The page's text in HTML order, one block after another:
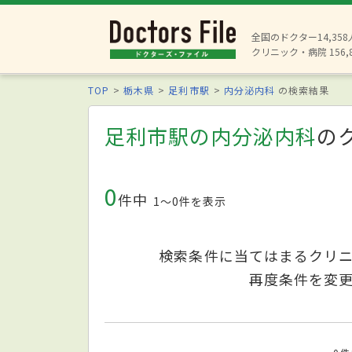
全国のドクター14,358
クリニック・病院
TOP 栃木県 足利市駅 内分泌内科 の検索結果
足利市駅の内分泌内科の
0件中 1〜0件を表示
検索条件に当てはまるクリ
再度条件を変